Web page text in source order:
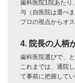
歯科医院1院あたり
与（自医院は選べま
プロの視点からオ
4. 院長の人柄
歯科医院選びで、
これまでは、通院
て事前に把握して